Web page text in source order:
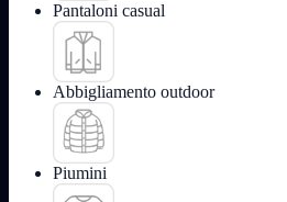
Pantaloni casual
Abbigliamento outdoor
Piumini